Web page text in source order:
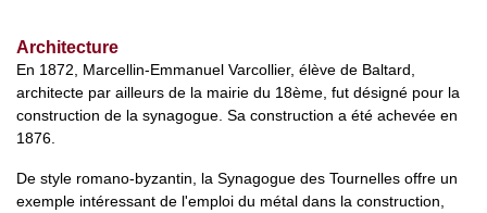
Architecture
En 1872, Marcellin-Emmanuel Varcollier, élève de Baltard,
architecte par ailleurs de la mairie du 18ème, fut désigné pour la
construction de la synagogue. Sa construction a été achevée en
1876.
De style romano-byzantin, la Synagogue des Tournelles offre un
exemple intéressant de l'emploi du métal dans la construction,